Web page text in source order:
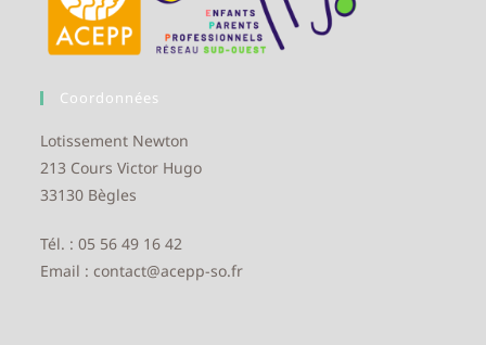
Coordonnées
Lotissement Newton
213 Cours Victor Hugo
33130 Bègles
Tél. : 05 56 49 16 42
Email : contact@acepp-so.fr